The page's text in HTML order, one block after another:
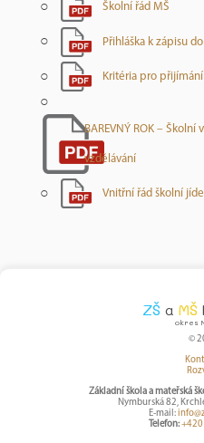
Školní řád MŠ
Přihláška k zápisu
Kritéria pro
BAREVNÝ ROK –
vzdělávání
Vnitřní řád školní
ZŠ a MŠ
okres
©
Základní škola a mateřská
Nymburská 82,
E-mail:
Telefon: